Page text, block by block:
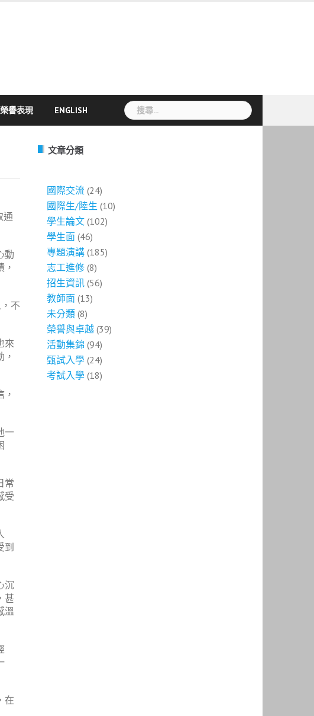
榮譽表現 ENGLISH
搜
尋
通
動
不
來
一
常
受
到
沉
甚
溫
在
文章分類
國際交流 (24)
國際生/陸生 (10)
學生論文 (102)
學生面 (46)
專題演講 (185)
志工進修 (8)
招生資訊 (56)
教師面 (13)
未分類 (8)
榮譽與卓越 (39)
活動集錦 (94)
甄試入學 (24)
考試入學 (18)